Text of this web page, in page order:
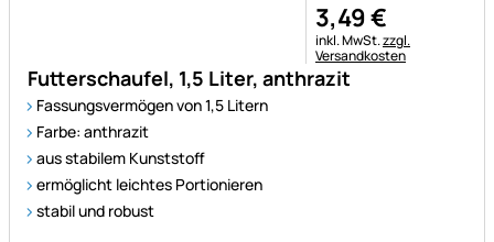
Futterschaufel, 1,5 Liter, anthrazit
Fassungsvermögen von 1,5 Litern
Farbe: anthrazit
aus stabilem Kunststoff
ermöglicht leichtes Portionieren
stabil und robust
3,49€
Steuerhinweis:
inkl. MwSt.zzgl.
Versandkosten